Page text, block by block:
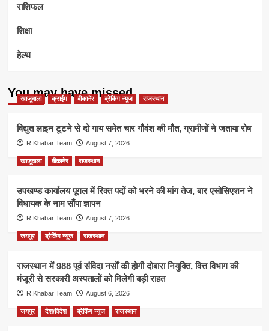
राशिफल
शिक्षा
हेल्थ
You may have missed
खाजूवाला क्राईम बीकानेर ब्रेकिंग न्यूज राजस्थान
विद्युत लाइन टूटने से दो गाय समेत चार गौवंश की मौत, ग्रामीणों ने जताया रोष
R.Khabar Team August 7, 2026
खाजूवाला बीकानेर राजस्थान
उपखण्ड कार्यालय पूगल में रिक्त पदों को भरने की मांग तेज, बार एसोसिएशन ने
विधायक के नाम सौंपा ज्ञापन
R.Khabar Team August 7, 2026
जयपुर ब्रेकिंग न्यूज राजस्थान
राजस्थान में 988 पूर्व संविदा नर्सों की होगी दोबारा नियुक्ति, वित्त विभाग की
मंजूरी से सरकारी अस्पतालों को मिलेगी बड़ी राहत
R.Khabar Team August 6, 2026
जयपुर देश/विदेश ब्रेकिंग न्यूज राजस्थान